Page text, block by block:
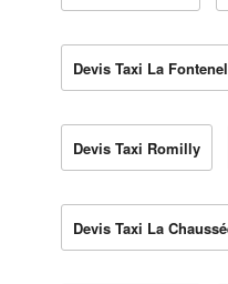
Devis Taxi La
Devis Taxi Romilly
Devis Taxi La